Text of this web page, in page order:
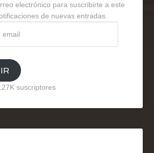
electrónico para suscribirte a este
de nuevas entradas.
suscriptores